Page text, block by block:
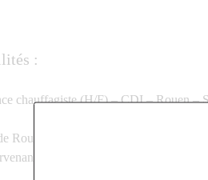
:
chauffagiste (H/F) – CDI – Rouen –
Rouen recherche pour son client un
auprès d’une clientèle variée